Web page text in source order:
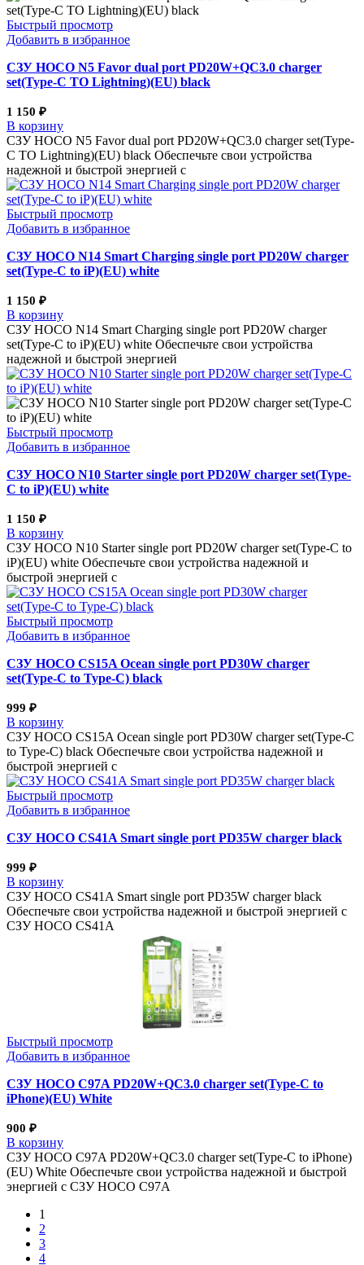
Быстрый просмотр
Добавить в избранное
СЗУ HOCO N5 Favor dual port PD20W+QC3.0 charger
set(Type-C TO Lightning)(EU) black
1 150 ₽
В корзину
СЗУ HOCO N5 Favor dual port PD20W+QC3.0 charger set(Type-
C TO Lightning)(EU) black Обеспечьте свои устройства
надежной и быстрой энергией с
Быстрый просмотр
Добавить в избранное
СЗУ HOCO N14 Smart Charging single port PD20W charger
set(Type-C to iP)(EU) white
1 150 ₽
В корзину
СЗУ HOCO N14 Smart Charging single port PD20W charger
set(Type-C to iP)(EU) white Обеспечьте свои устройства
надежной и быстрой энергией
Быстрый просмотр
Добавить в избранное
СЗУ HOCO N10 Starter single port PD20W charger set(Type-
C to iP)(EU) white
1 150 ₽
В корзину
СЗУ HOCO N10 Starter single port PD20W charger set(Type-C to
iP)(EU) white Обеспечьте свои устройства надежной и
быстрой энергией с
Быстрый просмотр
Добавить в избранное
СЗУ HOCO CS15A Ocean single port PD30W charger
set(Type-C to Type-C) black
999 ₽
В корзину
СЗУ HOCO CS15A Ocean single port PD30W charger set(Type-C
to Type-C) black Обеспечьте свои устройства надежной и
быстрой энергией с
Быстрый просмотр
Добавить в избранное
СЗУ HOCO CS41A Smart single port PD35W charger black
999 ₽
В корзину
СЗУ HOCO CS41A Smart single port PD35W charger black
Обеспечьте свои устройства надежной и быстрой энергией с
СЗУ HOCO CS41A
Быстрый просмотр
Добавить в избранное
СЗУ HOCO C97A PD20W+QC3.0 charger set(Type-C to
iPhone)(EU) White
900 ₽
В корзину
СЗУ HOCO C97A PD20W+QC3.0 charger set(Type-C to iPhone)
(EU) White Обеспечьте свои устройства надежной и быстрой
энергией с СЗУ HOCO C97A
1
2
3
4